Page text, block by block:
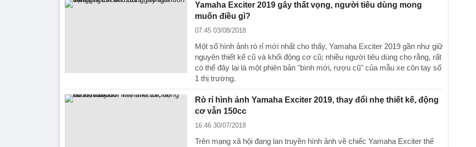
Yamaha Exciter 2019 gây thất vọng, người tiêu dùng mong
muốn điều gì?
07:45 03/08/2018
Một số hình ảnh rò rỉ mới nhất cho thấy, Yamaha Exciter 2019 gần như giữ
nguyên thiết kế cũ và khối động cơ cũ; nhiều người tiêu dùng cho rằng, rất
có thể đây lại là một phiên bản "bình mới, rượu cũ" của mẫu xe côn tay số
1 thị trường.
Rò rỉ hình ảnh Yamaha Exciter 2019, thay đổi nhẹ thiết kế, động
cơ vẫn 150cc
16:46 30/07/2018
Trên mạng xã hội đang lan truyền hình ảnh về chiếc Yamaha Exciter thế